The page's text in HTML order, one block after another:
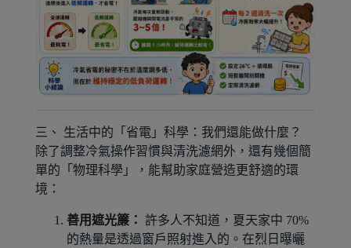
三、 生活中的「省電」科學：我們還能做什麼？
除了調整冷氣操作習慣與清洗濾網外，還有幾個簡
單的「物理科學」，能幫助家庭營造更舒適的環
境：
善用遮光簾： 許多人不知道，夏天家中 70%
的熱量是透過窗戶照射進入的。在烈日曝曬